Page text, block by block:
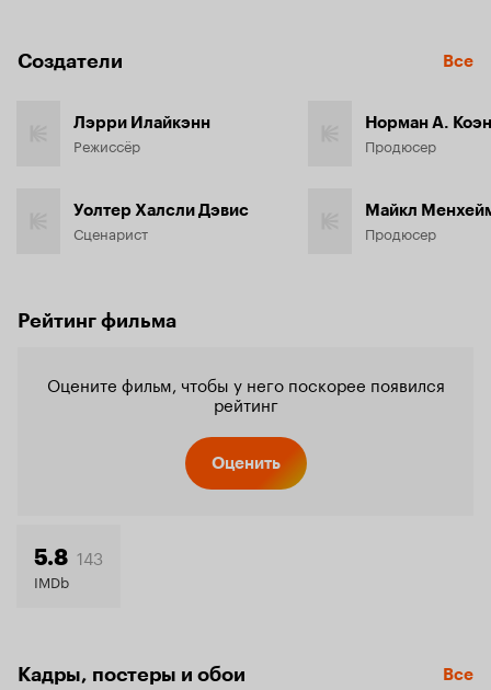
Создатели Все
Лэрри Илайкэнн
Режиссёр
Уолтер Халсли Дэвис
Сценарист
Норман А. Коэн
Продюсер
Майкл
Продюсер
Рейтинг фильма
Оцените фильм, чтобы у него поскорее появился
рейтинг
Оценить
5.8 143
IMDb
Кадры, постеры и обои Все